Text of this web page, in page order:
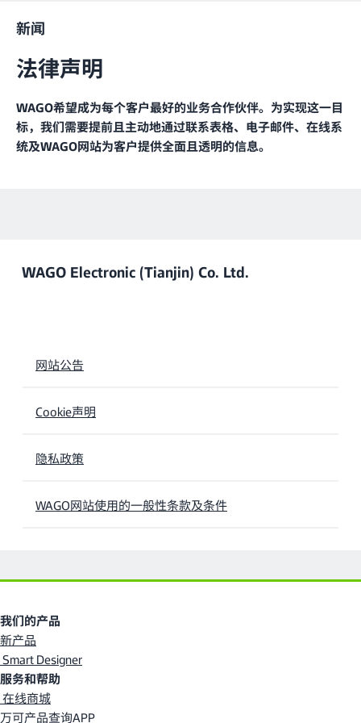
新闻
法律声明
WAGO希望成为每个客户最好的业务合作伙伴。为实现这一目
标，我们需要提前且主动地通过联系表格、电子邮件、在线系
统及WAGO网站为客户提供全面且透明的信息。
WAGO Electronic (Tianjin) Co. Ltd.
网站公告
Cookie声明
隐私政策
WAGO网站使用的一般性条款及条件
我们的产品
新产品
Smart Designer
服务和帮助
在线商城
万可产品查询APP